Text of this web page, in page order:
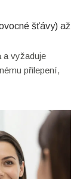
šťávy) až
a vyžaduje
přilepení,